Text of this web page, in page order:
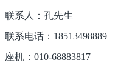
联系人：孔先生
联系电话：18513498889
座机：010-68883817